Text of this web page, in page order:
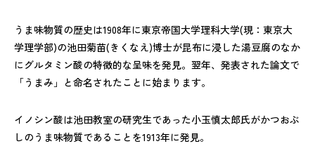
うま味物質の歴史は1908年に東京帝国大学理科大学(現：東京大
学理学部)の池田菊苗(きくなえ)博士が昆布に浸した湯豆腐のなか
にグルタミン酸の特徴的な呈味を発見。翌年、発表された論文で
「うまみ」と命名されたことに始まります。
イノシン酸は池田教室の研究生であった小玉慎太郎氏がかつおぶ
しのうま味物質であることを1913年に発見。